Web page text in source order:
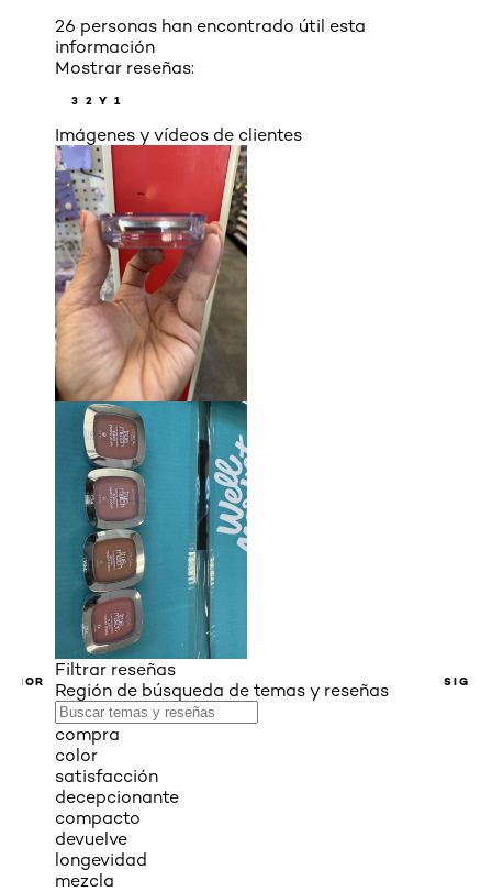
26 personas han encontrado útil esta
información
Mostrar reseñas:
3 2 Y 1
Imágenes y vídeos de clientes
Filtrar reseñas
Región de búsqueda de temas y reseñas
compra
color
satisfacción
decepcionante
compacto
devuelve
longevidad
mezcla